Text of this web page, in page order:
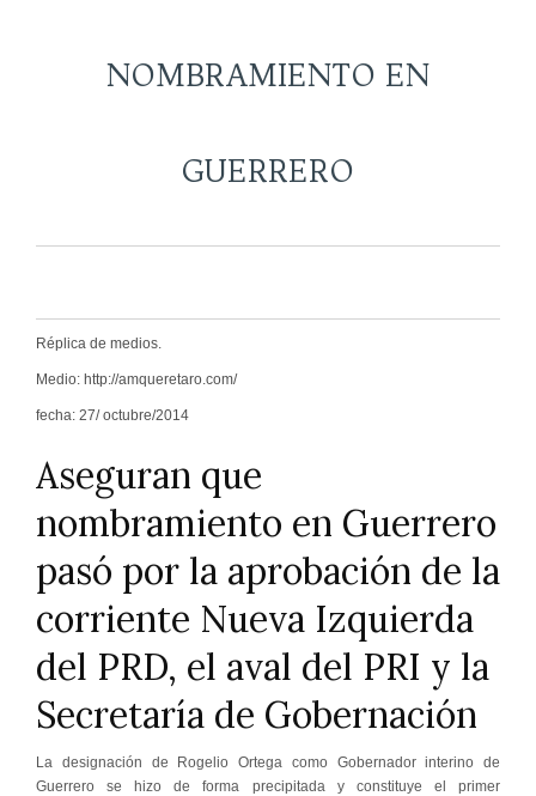
NOMBRAMIENTO EN
GUERRERO
Réplica de medios.
Medio: http://amqueretaro.com/
fecha: 27/ octubre/2014
Aseguran que
nombramiento en Guerrero
pasó por la aprobación de la
corriente Nueva Izquierda
del PRD, el aval del PRI y la
Secretaría de Gobernación
La designación de Rogelio Ortega como Gobernador interino de
Guerrero se hizo de forma precipitada y constituye el primer